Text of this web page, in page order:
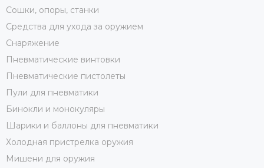
Сошки, опоры, станки
Средства для ухода за оружием
Снаряжение
Пневматические винтовки
Пневматические пистолеты
Пули для пневматики
Бинокли и монокуляры
Шарики и баллоны для пневматики
Холодная пристрелка оружия
Мишени для оружия